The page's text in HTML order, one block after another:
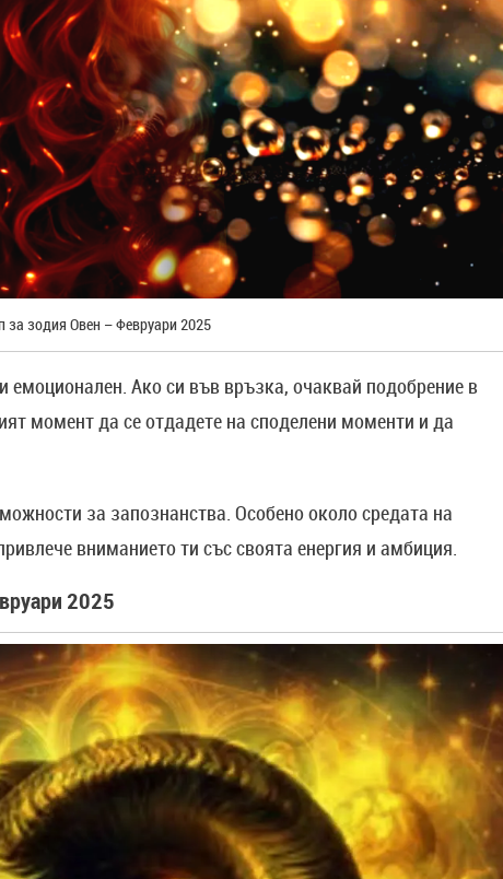
за зодия Овен – Февруари 2025
Ако си във връзка, очаквай подобрение в
момент да се отдадете на споделени моменти и да
за запознанства. Особено около средата на
вниманието ти със своята енергия и амбиция.
2025